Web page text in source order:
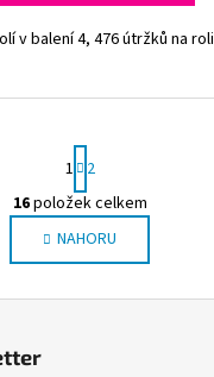
v balení 4, 476 útržků na roli
O
v
l
á
S
t
r
á
n
k
1
2
16položek celkem
NAHORU